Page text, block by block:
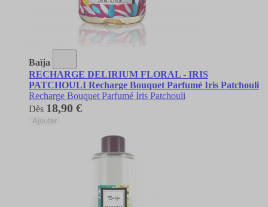
Baïja
RECHARGE DELIRIUM FLORAL - IRIS
PATCHOULI Recharge Bouquet Parfumé Iris Patchouli
Recharge Bouquet Parfumé Iris Patchouli
Dès 18,90 €
Ajouter